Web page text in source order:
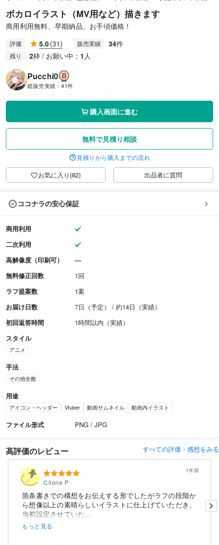
ボカロイラスト（MV用など）描きます
商用利用無料、早期納品、お手頃価格！
評価 5.0(31) 販売実績 34件
残り 2枠 / お願い中： 1 人
Pucchi0
総販売実績： 41件
購入画面に進む
無料で見積り相談
見積りから購入までの流れ
お気に入り(82) 出品者に質問
ココナラの安心保証
商用利用
二次利用
高解像度（印刷可）
無料修正回数
1回
ラフ提案数
1案
お届け日数
7日（予定） / 約14日（実績）
初回返答時間
1時間以内（実績）
スタイル
アニメ
手法
その他全般
用途
アイコン・ヘッダー Vtuber 動画サムネイル 動画内イラスト
ファイル形式 PNG / JPG
高評価のレビュー すべての評価・感想をみる
Clione P
1年前
箇条書きでの構想をお伝えする形でしたがラフの段階か
ら想像以上の素晴らしいイラストに仕上げていただき、
当初設定させていた...
もっと見る